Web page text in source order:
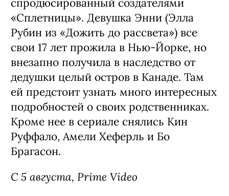
спродюсированный создателями
«Сплетницы». Девушка Энни (Элла
Рубин из «Дожить до рассвета») все
свои 17 лет прожила в Нью-Йорке, но
внезапно получила в наследство от
дедушки целый остров в Канаде. Там
ей предстоит узнать много интересных
подробностей о своих родственниках.
Кроме нее в сериале снялись Кин
Руффало, Амели Хеферль и Бо
Брагасон.
С 5 августа, Prime Video